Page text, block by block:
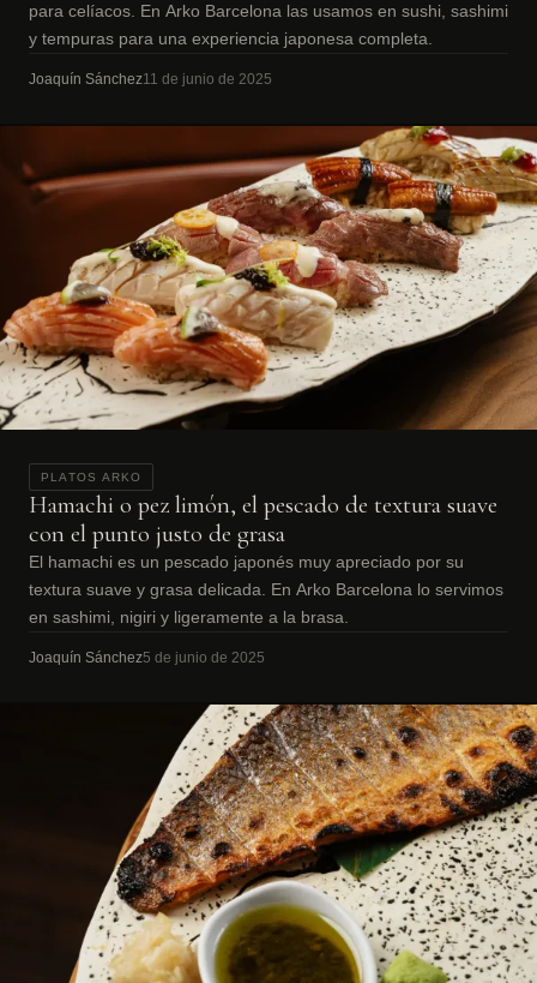
para celíacos. En Arko Barcelona las usamos en sushi, sashimi
y tempuras para una experiencia japonesa completa.
Joaquín Sánchez11 de junio de 2025
PLATOS ARKO
Hamachi o pez limón, el pescado de textura suave
con el punto justo de grasa
El hamachi es un pescado japonés muy apreciado por su
textura suave y grasa delicada. En Arko Barcelona lo servimos
en sashimi, nigiri y ligeramente a la brasa.
Joaquín Sánchez5 de junio de 2025